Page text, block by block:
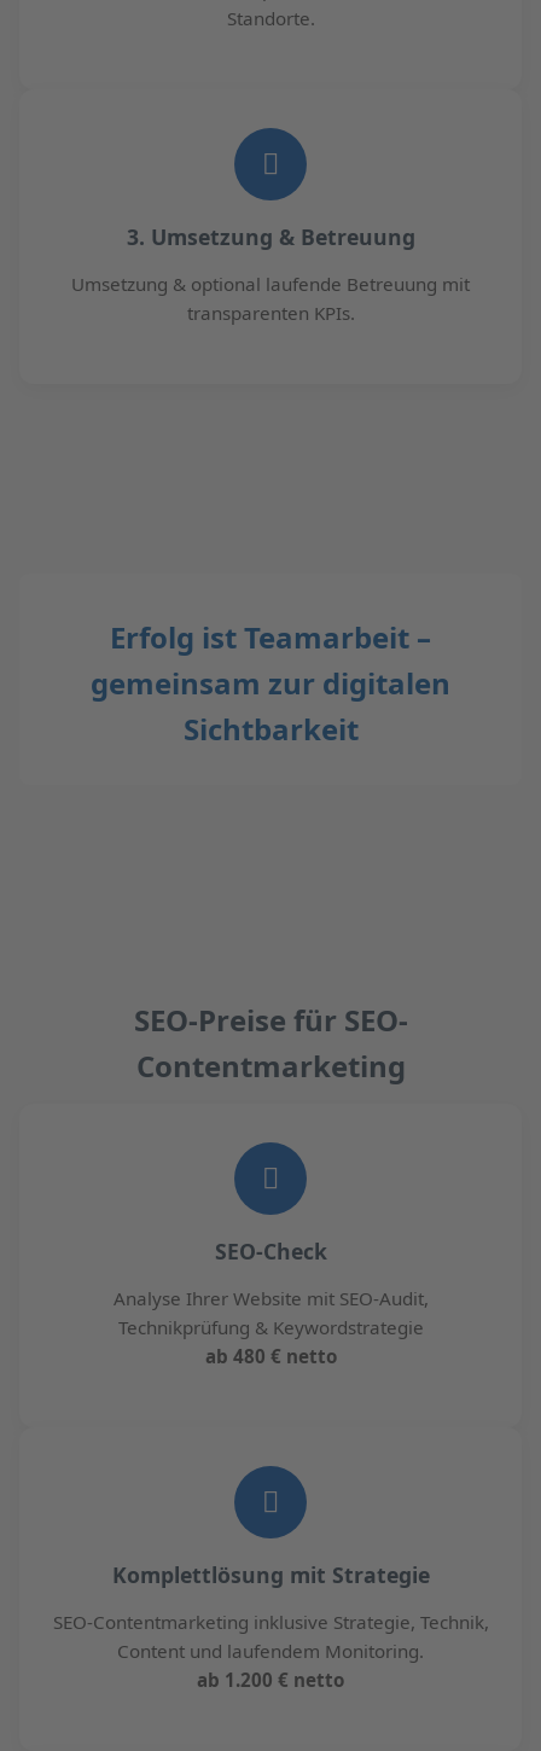
Standorte.
3. Umsetzung & Betreuung
Umsetzung & optional laufende Betreuung mit
transparenten KPIs.
Erfolg ist Teamarbeit –
gemeinsam zur digitalen
Sichtbarkeit
SEO-Preise für SEO-
Contentmarketing
SEO-Check
Analyse Ihrer Website mit SEO-Audit,
Technikprüfung & Keywordstrategie
ab 480 € netto
Komplettlösung mit Strategie
SEO-Contentmarketing inklusive Strategie, Technik,
Content und laufendem Monitoring.
ab 1.200 € netto